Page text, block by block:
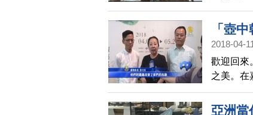
襯托，讓
「壺
2018-04-
歡迎回來
之美。在
壺的質感
生感悟。
亞洲當